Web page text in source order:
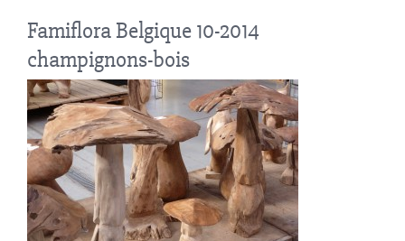
Famiflora Belgique 10-2014
champignons-bois